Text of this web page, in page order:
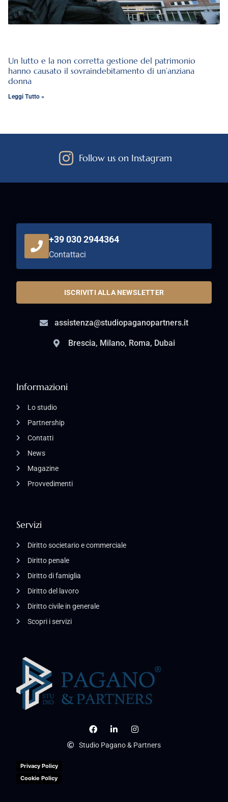
Un lutto e la non corretta gestione del patrimonio
hanno causato il sovraindebitamento di un’anziana
donna
Leggi Tutto »
Follow us on Instagram
Studio Pagano & Partners
Privacy Policy
Cookie Policy
Servizi
Diritto societario e commerciale
Diritto penale
Diritto di famiglia
Diritto del lavoro
Diritto civile in generale
Scopri i servizi
Informazioni
Lo studio
Partnership
Contatti
News
Magazine
Provvedimenti
+39 030 2944364
Contattaci
ISCRIVITI ALLA NEWSLETTER
assistenza@studiopaganopartners.it
Brescia, Milano, Roma, Dubai